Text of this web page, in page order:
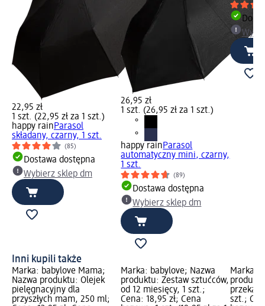
22,95 zł
1 szt. (22,95 zł za 1 szt.)
happy rainParasol
składany, czarny, 1 szt.
(85)
Dostawa dostępna
Wybierz sklep dm
26,95 zł
1 szt. (26,95 zł za 1 szt.)
happy rainParasol
automatyczny mini, czarny,
1 szt.
(89)
Dostawa dostępna
Wybierz sklep dm
Inni kupili także
Marka: babylove Mama;
Nazwa produktu: Olejek
pielęgnacyjny dla
przyszłych mam, 250 ml;
Marka: babylove; Nazwa
produktu: Zestaw sztućców,
od 12 miesięcy, 1 szt.;
Cena: 18,95 zł; Cena
Marka:
szt.;